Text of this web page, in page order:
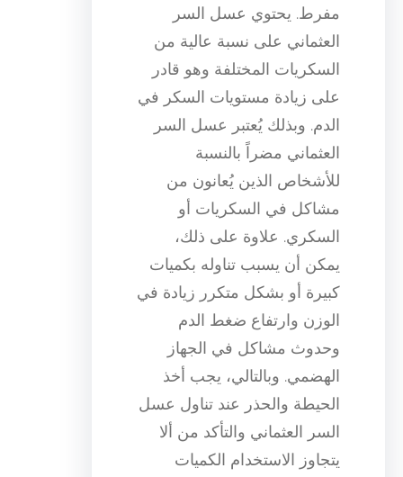
مفرط. يحتوي عسل السر
العثماني على نسبة عالية من
السكريات المختلفة وهو قادر
على زيادة مستويات السكر في
الدم. وبذلك يُعتبر عسل السر
العثماني مضراً بالنسبة
للأشخاص الذين يُعانون من
مشاكل في السكريات أو
السكري. علاوة على ذلك،
يمكن أن يسبب تناوله بكميات
كبيرة أو بشكل متكرر زيادة في
الوزن وارتفاع ضغط الدم
وحدوث مشاكل في الجهاز
الهضمي. وبالتالي، يجب أخذ
الحيطة والحذر عند تناول عسل
السر العثماني والتأكد من ألا
يتجاوز الاستخدام الكميات